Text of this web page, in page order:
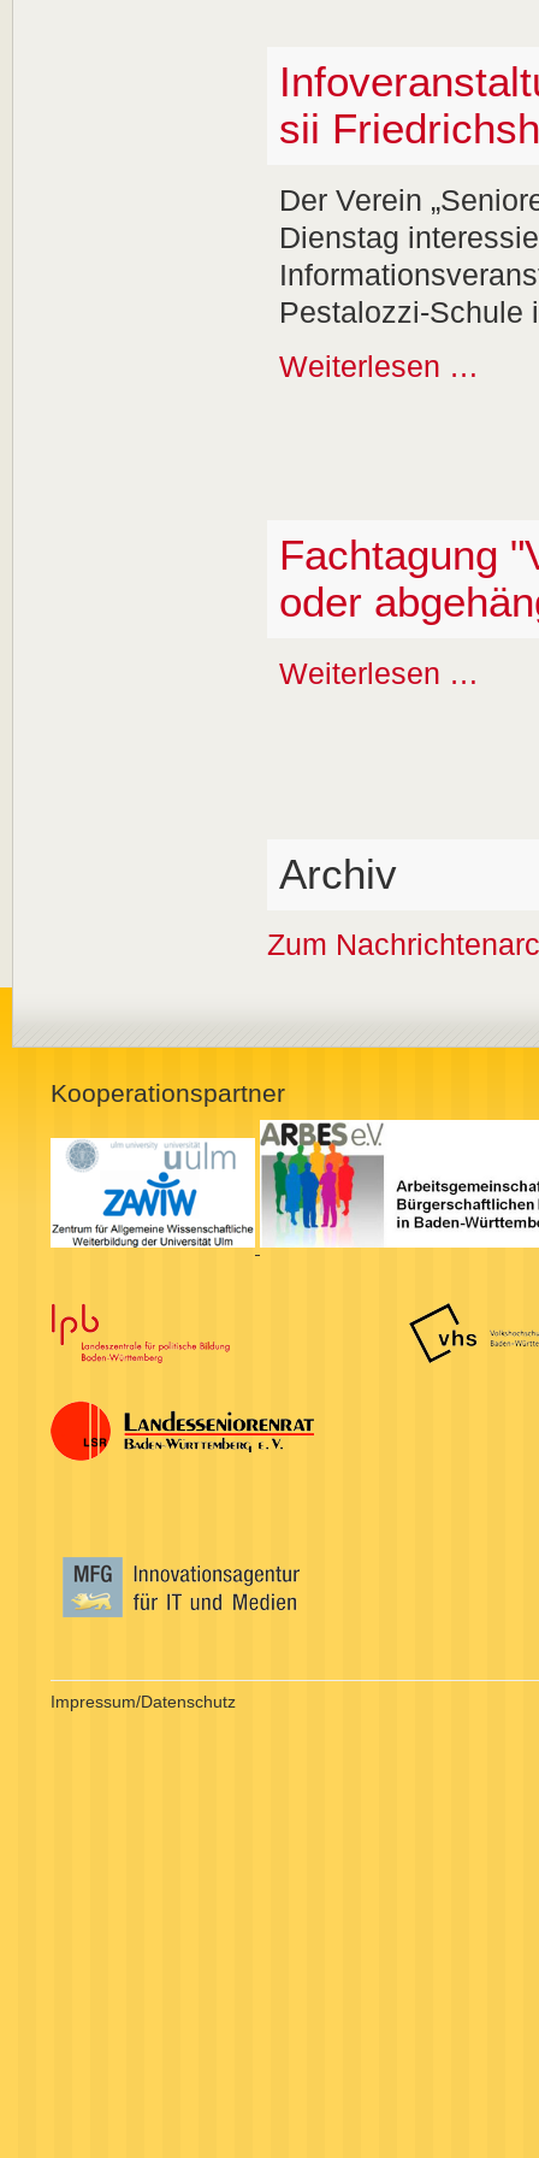
sii
Der Verein
Dienstag
Pestalozzi-Schule
Weiterlesen …
Fachtagung
oder
Weiterlesen …
Archiv
Zum
Kooperationspartner
Impressum/Datenschutz